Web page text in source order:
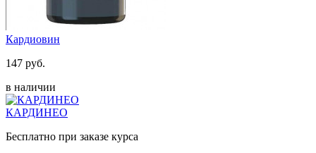
Кардиовин
147 руб.
в наличии
КАРДИНЕО
Бесплатно при заказе курса